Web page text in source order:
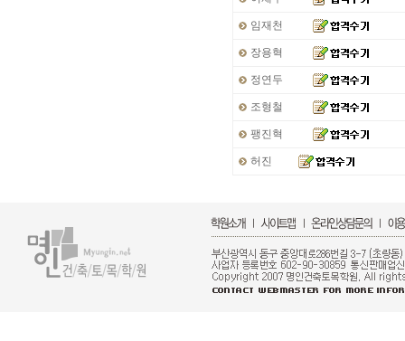
임재천
장용혁
정연두
조형철
팽진혁
허진